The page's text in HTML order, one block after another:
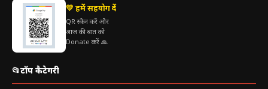
💛 हमें सहयोग दें
QR स्कैन करें और
आज की बात को
Donate करें 🙏
📂टॉप कैटेगरी